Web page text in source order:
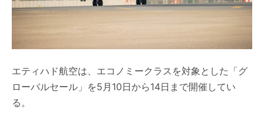
エティハド航空は、エコノミークラスを対象とした「グ
ローバルセール」を5月10日から14日まで開催してい
る。